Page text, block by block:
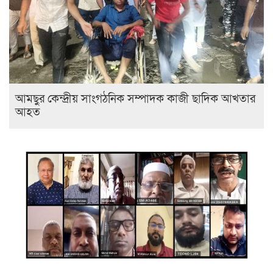
আমছুর কেন্দ্রীয় সাংগঠনিক সম্পাদক কাজী ছাদিক আখতার
আহত